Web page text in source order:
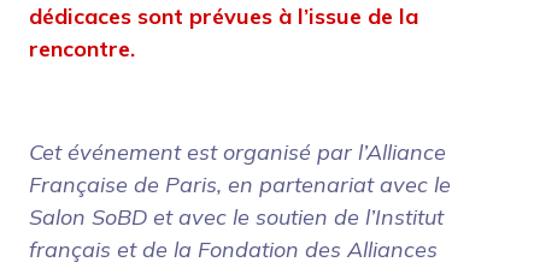
dédicaces sont prévues à l’issue de la
rencontre.
Cet événement est organisé par l’Alliance
Française de Paris, en partenariat avec le
Salon SoBD et avec le soutien de l’Institut
français et de la Fondation des Alliances